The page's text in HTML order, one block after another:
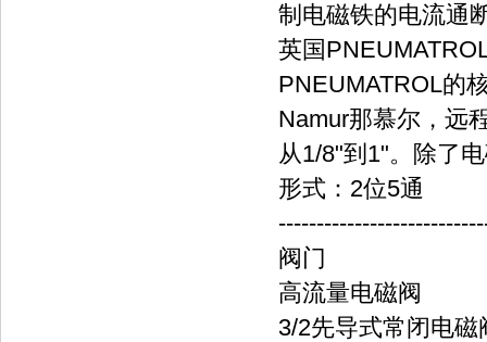
制电磁铁的电流通
英国
PNEUMATROL的
Namur那慕尔，远
从1/8"到1"。除了
形式：2位5通
阀门
高流量电磁阀
3/2先导式常闭电磁